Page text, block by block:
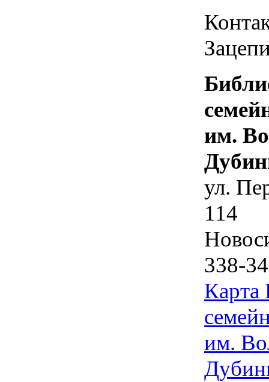
им.
ул.
114
338-
Карта
им.